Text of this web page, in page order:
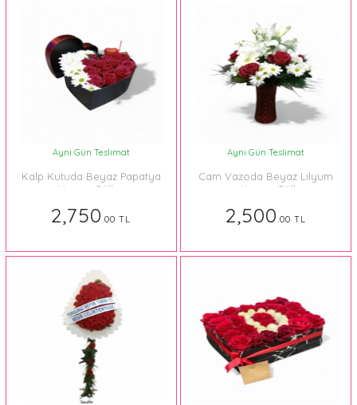
Aynı Gün Teslimat
Kalp Kutuda Beyaz Papatya
Kırmızı Güller
2,750.00 TL
Aynı Gün Teslimat
Cam Vazoda Beyaz Lilyum
ve Kırmızı Güller
2,500.00 TL